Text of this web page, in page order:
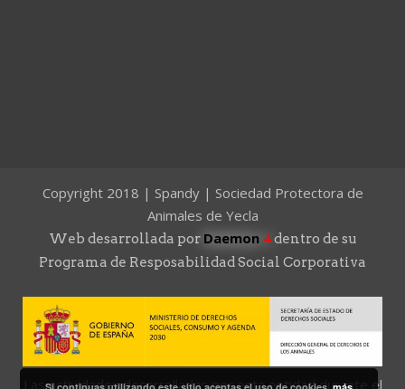
Copyright 2018 | Spandy | Sociedad Protectora de
Animales de Yecla
Web desarrollada por Daemon 4dentro de su
Programa de Resposabilidad Social Corporativa
Las actividades desarrolladas por esta entidad durante el